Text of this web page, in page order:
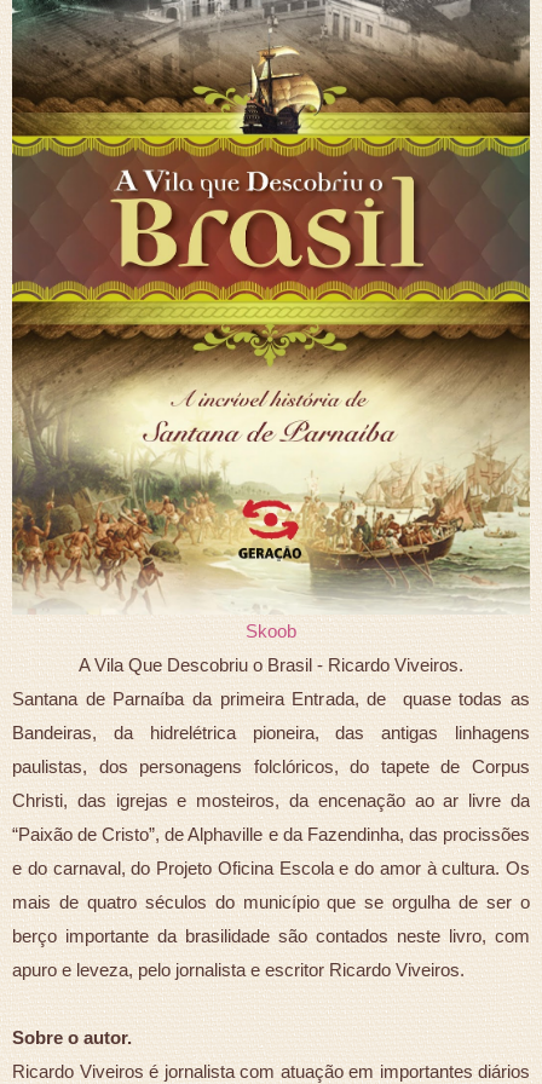
Skoob
A Vila Que Descobriu o Brasil - Ricardo Viveiros.
Santana de Parnaíba da primeira Entrada, de quase todas as
Bandeiras, da hidrelétrica pioneira, das antigas linhagens
paulistas, dos personagens folclóricos, do tapete de Corpus
Christi, das igrejas e mosteiros, da encenação ao ar livre da
“Paixão de Cristo”, de Alphaville e da Fazendinha, das procissões
e do carnaval, do Projeto Oficina Escola e do amor à cultura. Os
mais de quatro séculos do município que se orgulha de ser o
berço importante da brasilidade são contados neste livro, com
apuro e leveza, pelo jornalista e escritor Ricardo Viveiros.
Sobre o autor.
Ricardo Viveiros é jornalista com atuação em importantes diários